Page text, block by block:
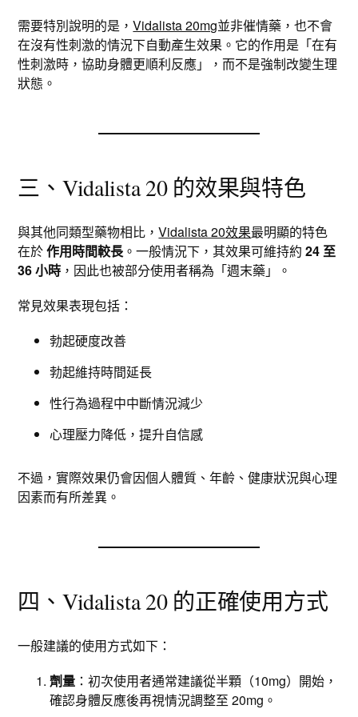
需要特別說明的是，Vidalista 20mg並非催情藥，也不會
在沒有性刺激的情況下自動產生效果。它的作用是「在有
性刺激時，協助身體更順利反應」，而不是強制改變生理
狀態。
三、Vidalista 20 的效果與特色
與其他同類型藥物相比，Vidalista 20效果最明顯的特色
在於作用時間較長 。一般情況下，其效果可維持約24 至
36 小時 ，因此也被部分使用者稱為「週末藥」。
常見效果表現包括：
勃起硬度改善
勃起維持時間延長
性行為過程中中斷情況減少
心理壓力降低，提升自信感
不過，實際效果仍會因個人體質、年齡、健康狀況與心理
因素而有所差異。
四、Vidalista 20 的正確使用方式
一般建議的使用方式如下：
劑量 ：初次使用者通常建議從半顆（10mg）開始，
確認身體反應後再視情況調整至 20mg。